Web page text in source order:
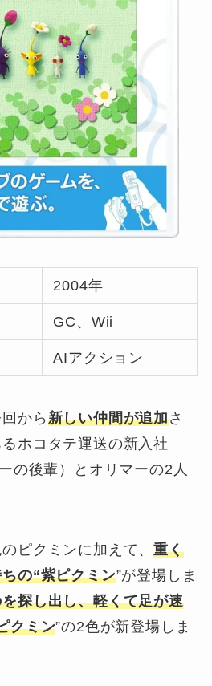
2004年
GC、Wii
AIアクション
から 新しい仲間が追加さ
ホコタテ運送の新入社
の後輩）とオリマーの2人
ピクミンに加えて、重く
の“紫ピクミン”が登場しま
探し出し、軽くて足が速
クミン”の2色が新登場しま